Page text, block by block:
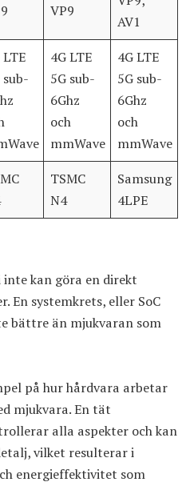
VP9
AV1
LTE
sub-
4G LTE
5G sub-
6Ghz
och
mmWave
4G LTE
5G sub-
6Ghz
och
mmWave
TSMC
N4
Samsung
4LPE
kan göra en direkt
En systemkrets, eller SoC
bättre än mjukvaran som
på hur hårdvara arbetar
mjukvara. En tät
alla aspekter och kan
vilket resulterar i
energieffektivitet som